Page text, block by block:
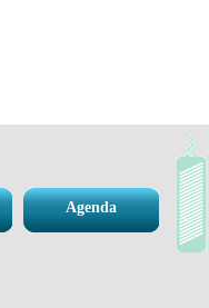
Agenda